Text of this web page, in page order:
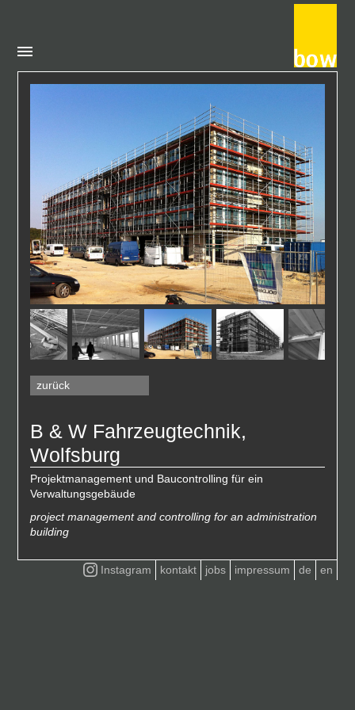
zurück
B & W Fahrzeugtechnik,
Wolfsburg
Projektmanagement und Baucontrolling für ein
Verwaltungsgebäude
project management and controlling for an administration
building
kontakt jobs impressum de en
Instagram